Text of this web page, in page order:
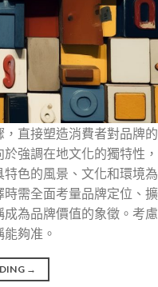
直接塑造消費者對品牌的
強調在地文化的獨特性，
色的風景、文化和環境為
需全面考量品牌定位、擴
為品牌價值的象徵。考慮
夠准。
→